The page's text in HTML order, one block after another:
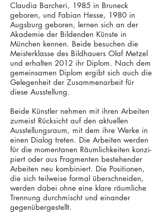
Claudia Barcheri, 1985 in Bruneck
geboren, und Fabian Hesse, 1980 in
Augsburg geboren, lernen sich an der
Akademie der Bildenden Künste in
München kennen. Beide besuchen die
Meisterklasse des Bildhauers Olaf Metzel
und erhalten 2012 ihr Diplom. Nach dem
gemeinsamen Diplom ergibt sich auch die
Gelegenheit der Zusammenarbeit für
diese Ausstellung.
Beide Künstler nehmen mit ihren Arbeiten
zumeist Rücksicht auf den aktuellen
Ausstellungsraum, mit dem ihre Werke in
einen Dialog treten. Die Arbeiten werden
für die momentanen Räumlichkeiten konzi­
piert oder aus Fragmenten bestehender
Arbeiten neu kombiniert. Die Positionen,
die sich teilweise formal überschneiden,
werden dabei ohne eine klare räumliche
Trennung durchmischt und einander
gegenübergestellt.